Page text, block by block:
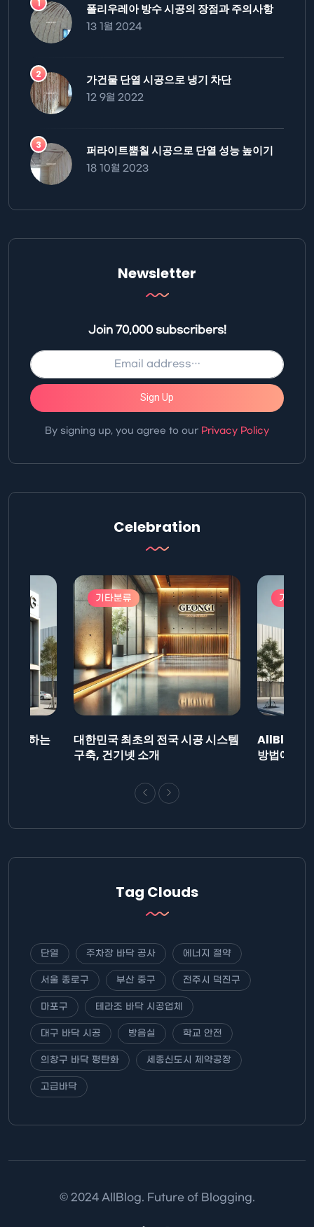
폴리우레아 방수 시공의 장점과 주의사항
13 1월 2024
가건물 단열 시공으로 냉기 차단
12 9월 2022
퍼라이트뿜칠 시공으로 단열 성능 높이기
18 10월 2023
Newsletter
Join 70,000 subscribers!
Sign Up
By signing up, you agree to our Privacy Policy
Celebration
제출하는
기타분류
대한민국 최초의 전국 시공 시스템
구축, 건기넷 소개
기타분
AllBlog에
방법에 대
Tag Clouds
단열 주차장 바닥 공사 에너지 절약
서울 종로구 부산 중구 전주시 덕진구
마포구 테라조 바닥 시공업체
대구 바닥 시공 방음실 학교 안전
의창구 바닥 평탄화 세종신도시 제약공장
고급바닥
© 2024 AllBlog. Future of Blogging.